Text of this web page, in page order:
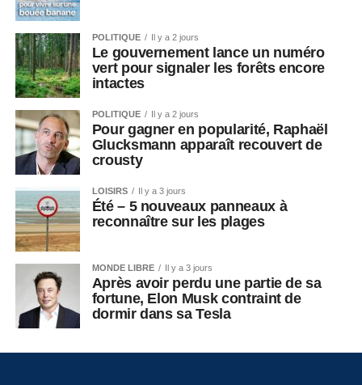
POLITIQUE Il y a 2 jours
Le gouvernement lance un numéro
vert pour signaler les forêts encore
intactes
POLITIQUE Il y a 2 jours
Pour gagner en popularité, Raphaël
Glucksmann apparaît recouvert de
crousty
LOISIRS Il y a 3 jours
Été – 5 nouveaux panneaux à
reconnaître sur les plages
MONDE LIBRE Il y a 3 jours
Après avoir perdu une partie de sa
fortune, Elon Musk contraint de
dormir dans sa Tesla